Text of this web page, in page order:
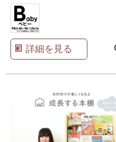
詳細を見る